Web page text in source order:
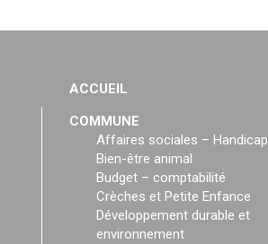
ACCUEIL
COMMUNE
Affaires sociales – Handicap
Bien-être animal
Budget – comptabilité
Crèches et Petite Enfance
Développement durable et
environnement